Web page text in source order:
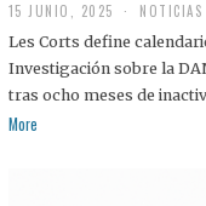
15 JUNIO, 2025 NOTICIAS
Les Corts define
Investigación sobre la
tras ocho meses de
More